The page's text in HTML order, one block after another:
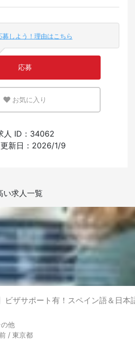
合
かせる環境
多い
募しよう！理由はこちら
応募
お気に入り
人 ID：34062
新日：2026/1/9
い求人一覧
ビザサポート有！スペイン語＆日
他
/ 東京都